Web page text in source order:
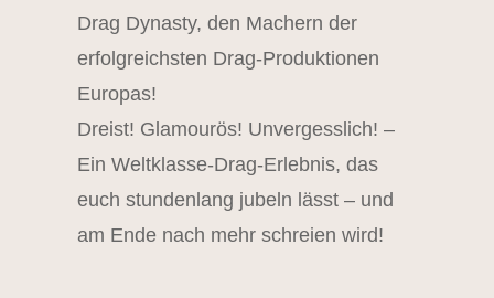
Drag Dynasty, den Machern der
erfolgreichsten Drag-Produktionen
Europas!
Dreist! Glamourös! Unvergesslich! –
Ein Weltklasse-Drag-Erlebnis, das
euch stundenlang jubeln lässt – und
am Ende nach mehr schreien wird!
Mit
dem
des
Videos
Sie die